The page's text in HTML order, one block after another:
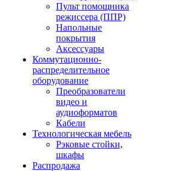
Пульт помощника
режиссера (ППР)
Напольные
покрытия
Аксессуары
Коммутационно-
распределительное
оборудование
Преобразователи
видео и
аудиоформатов
Кабели
Технологическая мебель
Рэковые стойки,
шкафы
Распродажа